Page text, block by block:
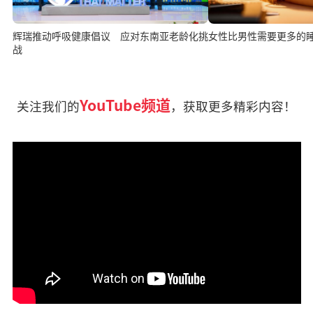
辉瑞推动呼吸健康倡议 应对东南亚老龄化挑
战
女性比男性需要更多的
关注我们的YouTube频道，获取更多精彩内容！